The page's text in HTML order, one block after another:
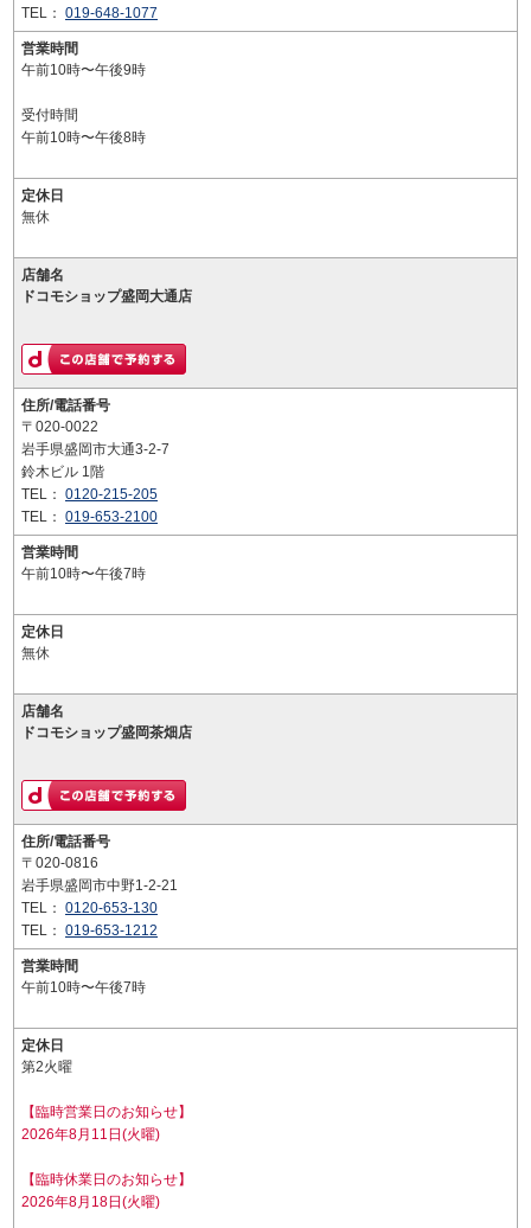
TEL： 019-648-1077
営業時間
午前10時〜午後9時
受付時間
午前10時〜午後8時
定休日
無休
店舗名
ドコモショップ盛岡大通店
住所/電話番号
〒020-0022
岩手県盛岡市大通3-2-7
鈴木ビル 1階
TEL： 0120-215-205
TEL： 019-653-2100
営業時間
午前10時〜午後7時
定休日
無休
店舗名
ドコモショップ盛岡茶畑店
住所/電話番号
〒020-0816
岩手県盛岡市中野1-2-21
TEL： 0120-653-130
TEL： 019-653-1212
営業時間
午前10時〜午後7時
定休日
第2火曜
【臨時営業日のお知らせ】
2026年8月11日(火曜)
【臨時休業日のお知らせ】
2026年8月18日(火曜)